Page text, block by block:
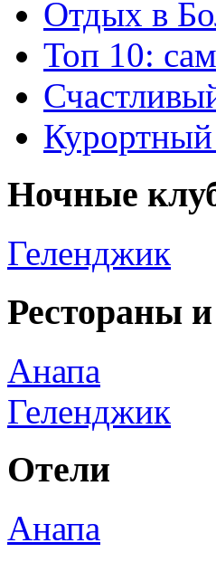
Отдых в
Топ 10:
Ночные
Геленджик
Рестораны
Анапа
Геленджик
Отели
Анапа